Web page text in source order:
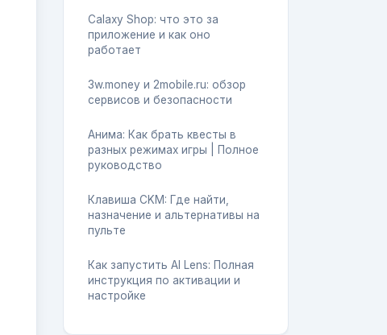
Calaxy Shop: что это за
приложение и как оно
работает
3w.money и 2mobile.ru: обзор
сервисов и безопасности
Анима: Как брать квесты в
разных режимах игры | Полное
руководство
Клавиша CKM: Где найти,
назначение и альтернативы на
пульте
Как запустить AI Lens: Полная
инструкция по активации и
настройке